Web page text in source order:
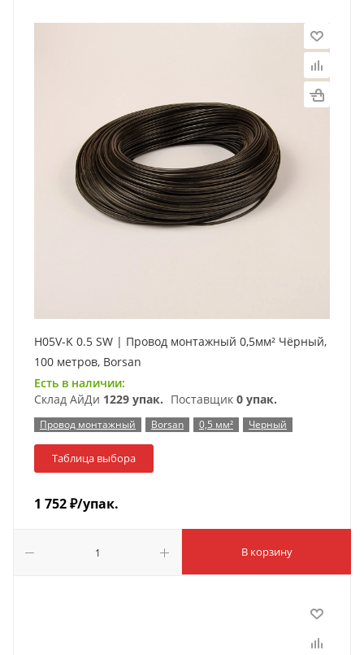
H05V-K 0.5 SW | Провод монтажный 0,5мм² Чёрный,
100 метров, Borsan
Есть в наличии:
Склад АйДи 1229 упак. Поставщик 0 упак.
Провод монтажный Borsan 0,5 мм² Черный
Таблица выбора
1 752₽/упак.
В корзину